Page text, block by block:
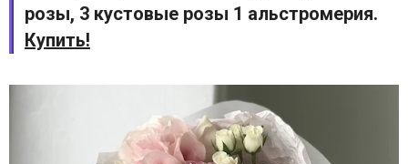
розы, 3 кустовые розы 1 альстромерия.
Купить!